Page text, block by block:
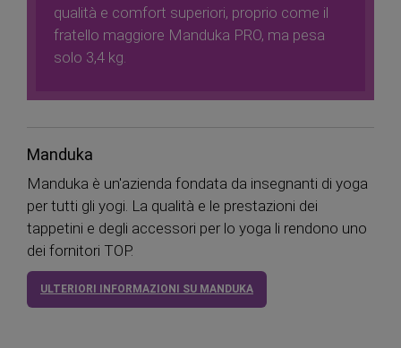
qualità e comfort superiori, proprio come il
fratello maggiore Manduka PRO, ma pesa
solo 3,4 kg.
Manduka
Manduka è un'azienda fondata da insegnanti di yoga
per tutti gli yogi. La qualità e le prestazioni dei
tappetini e degli accessori per lo yoga li rendono uno
dei fornitori TOP.
ULTERIORI INFORMAZIONI SU MANDUKA